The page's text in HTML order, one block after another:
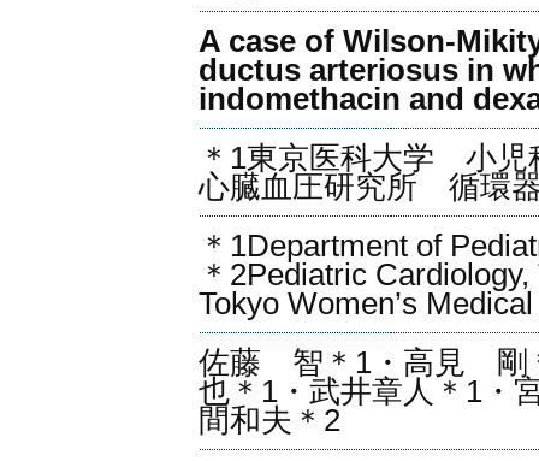
A case of Wilson-
ductus arteriosus in
indomethacin and
＊1東京医科大学 小児
心臓血圧研究所 循環
＊1Department of
＊2Pediatric
Tokyo Women’s
佐藤 智＊1・高見 剛
也＊1・武井章人＊1・
間和夫＊2